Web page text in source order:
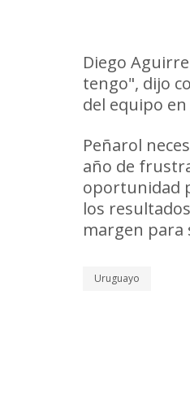
Diego
tengo", dijo
del equipo
Peñarol
año de
oportunidad
los
margen para
Uruguayo